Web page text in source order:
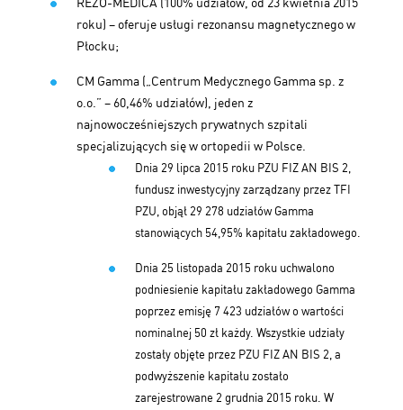
roku) – oferuje usługi rezonansu magnetycznego w
Płocku;
CM Gamma („Centrum Medycznego Gamma sp. z
o.o.” – 60,46% udziałów), jeden z
najnowocześniejszych prywatnych szpitali
specjalizujących się w ortopedii w Polsce.
Dnia 29 lipca 2015 roku PZU FIZ AN BIS 2,
fundusz inwestycyjny zarządzany przez TFI
PZU, objął 29 278 udziałów Gamma
stanowiących 54,95% kapitału zakładowego.
Dnia 25 listopada 2015 roku uchwalono
podniesienie kapitału zakładowego Gamma
poprzez emisję 7 423 udziałów o wartości
nominalnej 50 zł każdy. Wszystkie udziały
zostały objęte przez PZU FIZ AN BIS 2, a
podwyższenie kapitału zostało
zarejestrowane 2 grudnia 2015 roku. W